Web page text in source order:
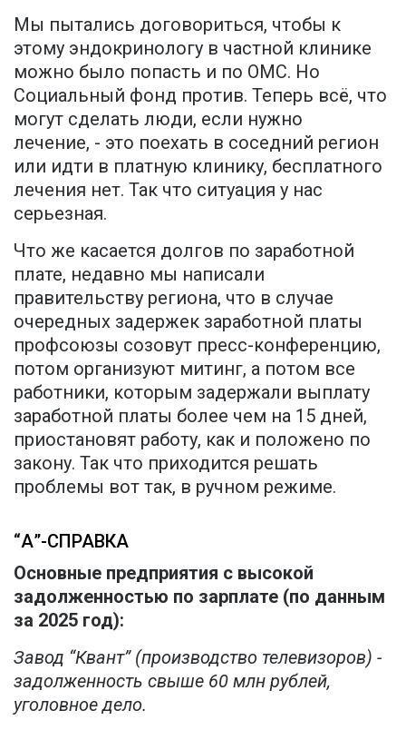
Мы пытались договориться, чтобы к
этому эндокринологу в частной клинике
можно было попасть и по ОМС. Но
Социальный фонд против. Теперь всё, что
могут сделать люди, если нужно
лечение, - это поехать в соседний регион
или идти в платную клинику, бесплатного
лечения нет. Так что ситуация у нас
серьезная.
Что же касается долгов по заработной
плате, недавно мы написали
правительству региона, что в случае
очередных задержек заработной платы
профсоюзы созовут пресс-конференцию,
потом организуют митинг, а потом все
работники, которым задержали выплату
заработной платы более чем на 15 дней,
приостановят работу, как и положено по
закону. Так что приходится решать
проблемы вот так, в ручном режиме.
“А”-СПРАВКА
Основные предприятия с высокой
задолженностью по зарплате (по данным
за 2025 год):
Завод “Квант” (производство телевизоров) -
задолженность свыше 60 млн рублей,
уголовное дело.